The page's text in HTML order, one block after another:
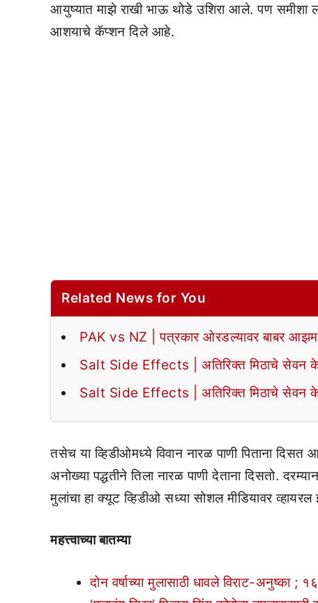
आयुष्यात माझे राखी भाऊ थोडे उशिरा आले. पण समीशा
आशयाचे कॅप्शन दिले आहे.
Related News for You
PAK vs NZ | पत्रकार ओरडल्यावर बाबर
Salt Side Effects | अतिरिक्त मिठाचे सेवन
Salt Side Effects | अतिरिक्त मिठाचे सेवन
तसेच या व्हिडीओमध्ये विवान नारळ पाणी पिताना
अनोख्या पद्धतीने तिला नारळ पाणी देताना दिसतो.
मुलांचा हा क्यूट व्हिडीओ सध्या सोशल मीडियावर
महत्त्वाच्या बातम्या
दोन वर्षाच्या मुलासाठी धावले विराट-अनुष्का ;